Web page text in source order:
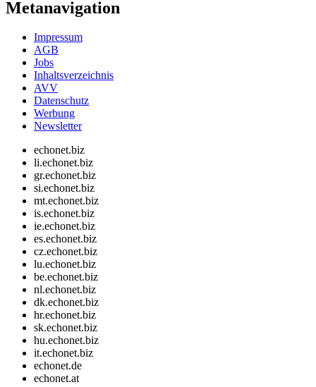
Metanavigation
Impressum
AGB
Jobs
Inhaltsverzeichnis
AVV
Datenschutz
Werbung
Newsletter
echonet.biz
li.echonet.biz
gr.echonet.biz
si.echonet.biz
mt.echonet.biz
is.echonet.biz
ie.echonet.biz
es.echonet.biz
cz.echonet.biz
lu.echonet.biz
be.echonet.biz
nl.echonet.biz
dk.echonet.biz
hr.echonet.biz
sk.echonet.biz
hu.echonet.biz
it.echonet.biz
echonet.de
echonet.at